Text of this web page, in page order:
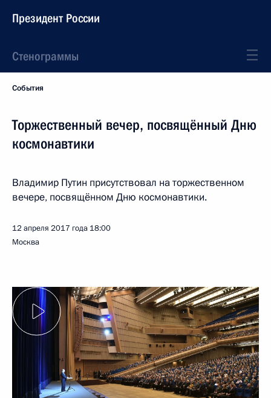
Президент России
Стенограммы
События
Торжественный вечер, посвящённый Дню
космонавтики
Владимир Путин присутствовал на торжественном
вечере, посвящённом Дню космонавтики.
12 апреля 2017 года 18:00
Москва